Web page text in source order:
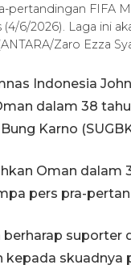
pertandingan FIFA
(4/6/2026). Laga ini
Zaro Ezza
Indonesia
dalam 38
Karno
Oman dalam
pers pra-
suporter
skuadnya